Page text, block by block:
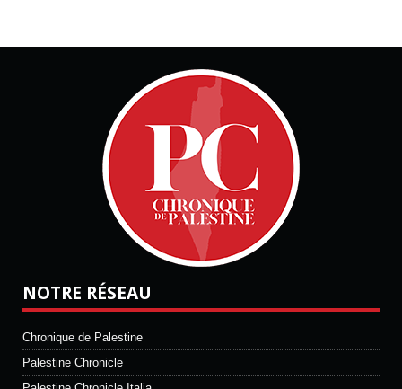
NOTRE RÉSEAU
Chronique de Palestine
Palestine Chronicle